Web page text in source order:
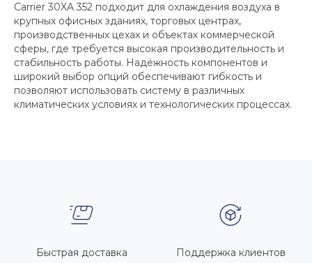
Carrier 30XA 352 подходит для охлаждения воздуха в
крупных офисных зданиях, торговых центрах,
производственных цехах и объектах коммерческой
сферы, где требуется высокая производительность и
стабильность работы. Надёжность компонентов и
широкий выбор опций обеспечивают гибкость и
позволяют использовать систему в различных
климатических условиях и технологических процессах.
Быстрая доставка Поддержка клиентов